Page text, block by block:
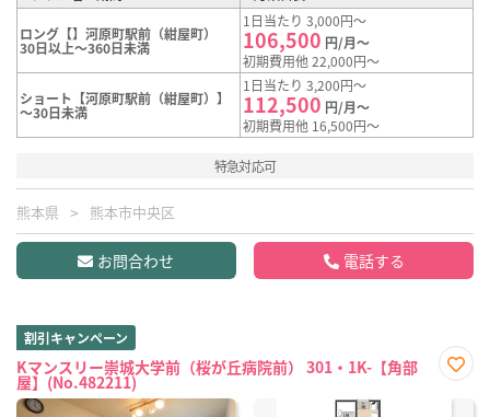
ロング【】河原町駅前（紺屋町）
30日以上～360日未満
1日当たり 3,000円～
106,500 円/月～
初期費用他 22,000円～
ショート【河原町駅前（紺屋町）】
～30日未満
1日当たり 3,200円～
112,500 円/月～
初期費用他 16,500円～
特急対応可
熊本県 熊本市中央区
お問合わせ 電話する
割引キャンペーン
Kマンスリー崇城大学前（桜が丘病院前） 301・1K-【角部
屋】(No.482211)
に入